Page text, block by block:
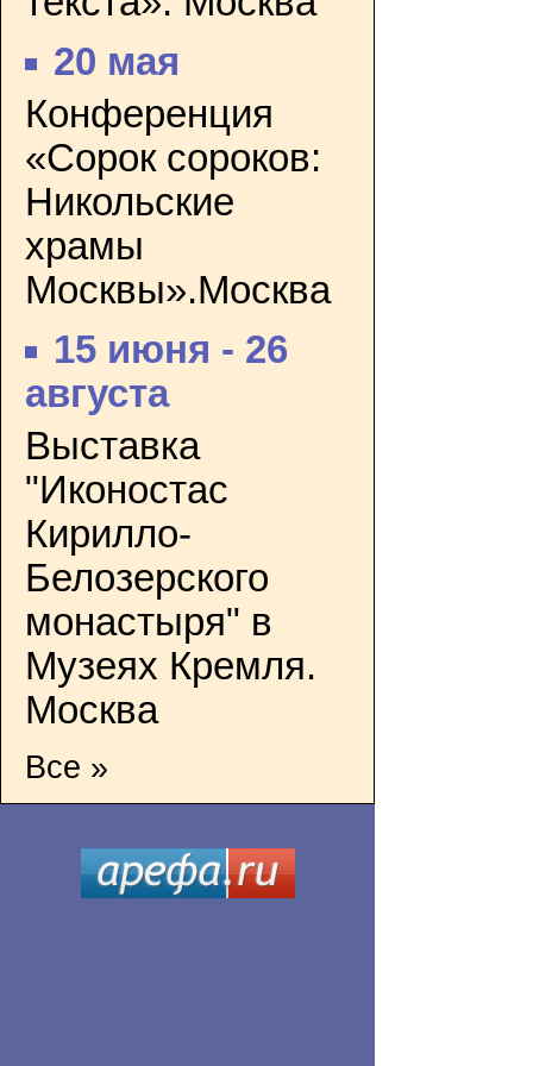
20 мая
Конференция
«Сорок сороков:
Никольские
храмы
Москвы».Москва
15 июня - 26
августа
Выставка
"Иконостас
Кирилло-
Белозерского
монастыря" в
Музеях Кремля.
Москва
Все »